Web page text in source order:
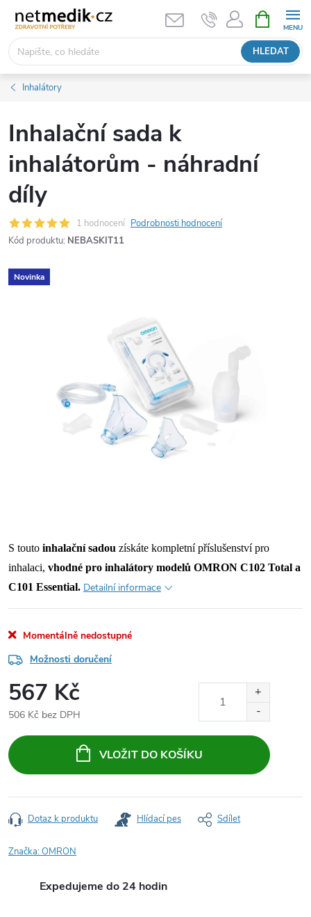
obsah
HLEDAT
NÁKUPNÍ
KOŠÍK
Inhalátory
Inhalační sada k
inhalátorům - náhradní
díly
1 hodnocení Podrobnosti hodnocení
Kód produktu: NEBASKIT11
Novinka
S touto inhalační sadou získáte kompletní příslušenství pro
inhalaci, vhodné pro inhalátory modelů OMRON C102 Total a
C101 Essential. Detailní informace
Momentálně nedostupné
Možnosti doručení
567 Kč
506 Kč bez DPH
cena:
VLOŽIT DO KOŠÍKU
Dotaz k produktu Hlídací pes Sdílet
Značka:OMRON
Expedujeme do 24 hodin